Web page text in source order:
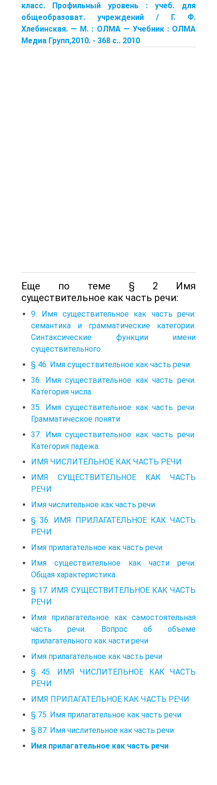
класс. Профильный уровень : учеб. для
общеобразоват. учреждений / Г. Ф.
Хлебинская. — М. : ОЛМА — Учебник : ОЛМА
Медиа Групп,2010. - 368 с.. 2010
Еще по теме § 2 Имя
существительное как часть речи:
9. Имя существительное как часть речи:
семантика и грамматические категории.
Синтаксические функции имени
существительного.
§ 46. Имя существительное как часть речи
36. Имя существительное как часть речи.
Категория числа.
35. Имя существительное как часть речи.
Грамматическое поняти
37. Имя существительное как часть речи.
Категория падежа.
ИМЯ ЧИСЛИТЕЛЬНОЕ КАК ЧАСТЬ РЕЧИ
ИМЯ СУЩЕСТВИТЕЛЬНОЕ КАК ЧАСТЬ
РЕЧИ
Имя числительное как часть речи
§ 36. ИМЯ ПРИЛАГАТЕЛЬНОЕ КАК ЧАСТЬ
РЕЧИ
Имя прилагательное как часть речи
Имя существительное как части речи.
Общая характеристика.
§ 17. ИМЯ СУЩЕСТВИТЕЛЬНОЕ КАК ЧАСТЬ
РЕЧИ
Имя прилагательное как самостоятельная
часть речи. Вопрос об объеме
прилагательного как части речи
Имя прилагательное как часть речи
§ 45. ИМЯ ЧИСЛИТЕЛЬНОЕ КАК ЧАСТЬ
РЕЧИ
ИМЯ ПРИЛАГАТЕЛЬНОЕ КАК ЧАСТЬ РЕЧИ
§ 75. Имя прилагательное как часть речи
§ 87. Имя числительное как часть речи
Имя прилагательное как часть речи